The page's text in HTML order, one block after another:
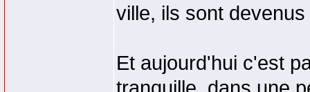
ville, ils sont
Et aujourd'hui c'est